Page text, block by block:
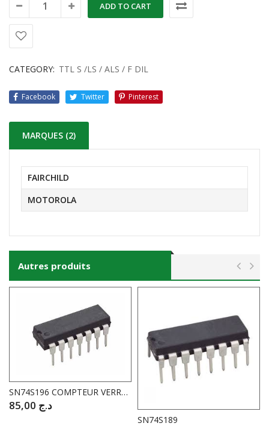
ADD TO CART
CATEGORY: TTL S /LS / ALS / F DIL
Facebook Twitter Pinterest
MARQUES (2)
FAIRCHILD
MOTOROLA
Autres produits
SN74S196 COMPTEUR VERROUILLABLE PROG BINAIRE BCD
د.ج
SN74S189